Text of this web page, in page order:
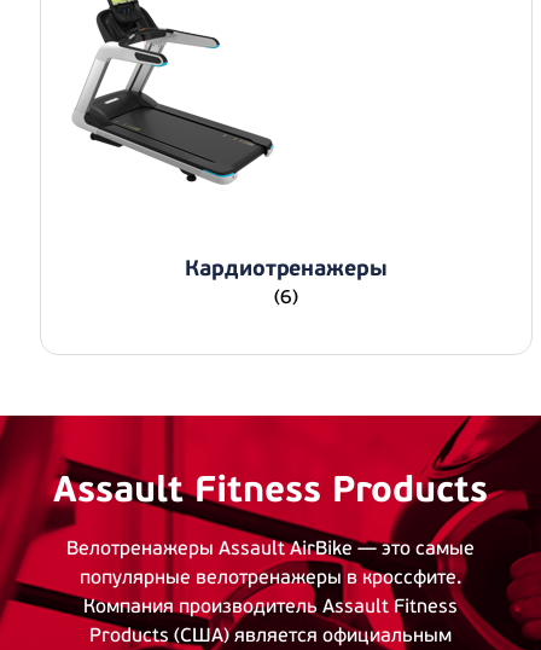
Кардиотренажеры
(6)
Assault Fitness Products
Велотренажеры Assault AirBike — это самые
популярные велотренажеры в кроссфите.
Компания производитель Assault Fitness
Products (США) является официальным